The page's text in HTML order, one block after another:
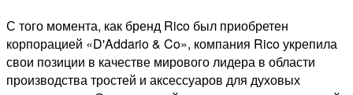
С того момента, как бренд Rico был приобретен
корпорацией «D'Addario & Co», компания Rico укрепила
свои позиции в качестве мирового лидера в области
производства тростей и аксессуаров для духовых